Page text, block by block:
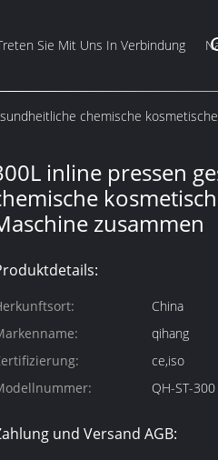
Sie Mit Uns In Verbindung
chemische
inline pressen
zusammen
China
qihang
ce,iso
QH-ST-300
und Versand AGB: